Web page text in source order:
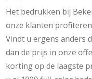
Het bedrukken bij
onze klanten
Vindt u ergens anders
dan de prijs in onze
korting op de laagste